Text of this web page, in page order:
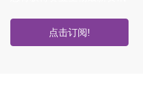
点击订阅!